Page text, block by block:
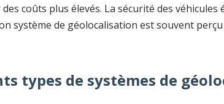
coûts plus élevés. La sécurité des
système de géolocalisation est souvent
types de systèmes de